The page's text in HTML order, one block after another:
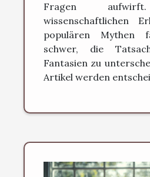
Fragen
wissenschaftlichen
populären Mythen
schwer, die
Fantasien zu
Artikel werden